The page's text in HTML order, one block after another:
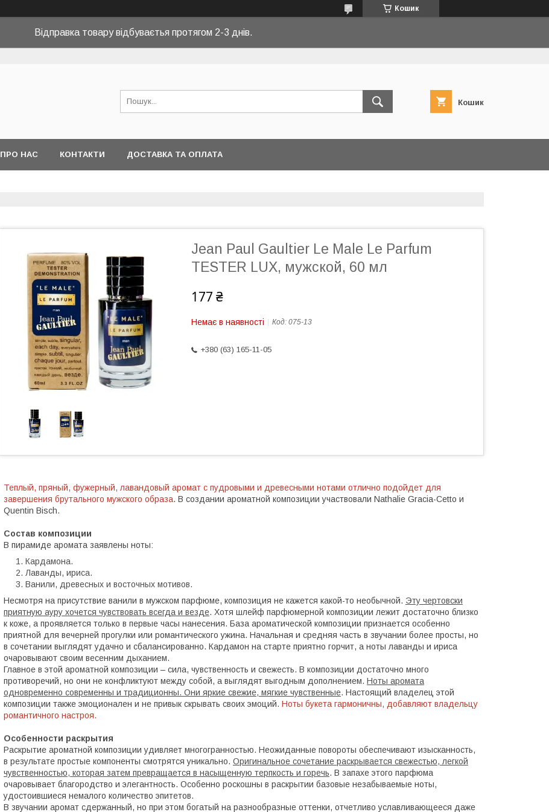
Кошик
Відправка товару відбуваєтья протягом 2-3 днів.
Кошик
ПРО НАС КОНТАКТИ ДОСТАВКА ТА ОПЛАТА
Jean Paul Gaultier Le Male Le Parfum
TESTER LUX, мужской, 60 мл
177 ₴
Немає в наявності Код: 075-13
+380 (63) 165-11-05
Теплый, пряный, фужерный, лавандовый аромат с пудровыми и древесными нотами отлично подойдет для
завершения брутального мужского образа. В создании ароматной композиции участвовали Nathalie Gracia-Cetto и
Quentin Bisch.
Состав композиции
В пирамиде аромата заявлены ноты:
Кардамона.
Лаванды, ириса.
Ванили, древесных и восточных мотивов.
Несмотря на присутствие ванили в мужском парфюме, композиция не кажется какой-то необычной. Эту чертовски
приятную ауру хочется чувствовать всегда и везде. Хотя шлейф парфюмерной композиции лежит достаточно близко
к коже, а проявляется только в первые часы нанесения. База ароматической композиции признается особенно
приятной для вечерней прогулки или романтического ужина. Начальная и средняя часть в звучании более просты, но
в сочетании выглядят удачно и сбалансированно. Кардамон на старте приятно горчит, а ноты лаванды и ириса
очаровывают своим весенним дыханием.
Главное в этой ароматной композиции – сила, чувственность и свежесть. В композиции достаточно много
противоречий, но они не конфликтуют между собой, а выглядят выгодным дополнением. Ноты аромата
одновременно современны и традиционны. Они яркие свежие, мягкие чувственные. Настоящий владелец этой
композиции также эмоционален и не привык скрывать своих эмоций. Ноты букета гармоничны, добавляют владельцу
романтичного настроя.
Особенности раскрытия
Раскрытие ароматной композиции удивляет многогранностью. Неожиданные повороты обеспечивают изысканность,
в результате простые компоненты смотрятся уникально. Оригинальное сочетание раскрывается свежестью, легкой
чувственностью, которая затем превращается в насыщенную терпкость и горечь. В запахе этого парфюма
очаровывает благородство и элегантность. Особенно роскошны в раскрытии базовые незабываемые ноты,
удостоившиеся немалого количество эпитетов.
В звучании аромат сдержанный, но при этом богатый на разнообразные оттенки, отчетливо уславливающееся даже